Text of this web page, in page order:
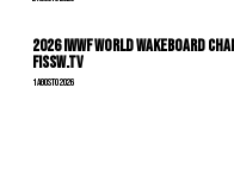
2026 IWWF WORLD WAKEBOARD
FISSW.TV
1 Agosto 2026